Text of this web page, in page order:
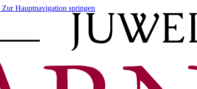
Zur Hauptnavigation springen